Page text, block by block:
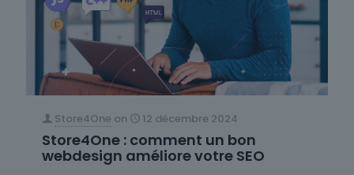
Store4One on 12 décembre 2024
Store4One : comment un bon
webdesign améliore votre SEO